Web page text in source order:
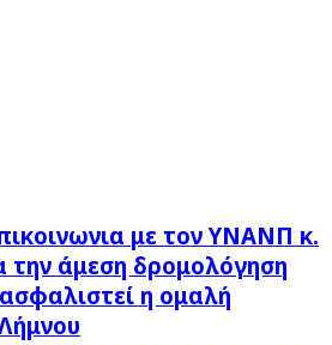
με τον ΥΝΑΝΠ κ.
την άμεση δρομολόγηση
η ομαλή